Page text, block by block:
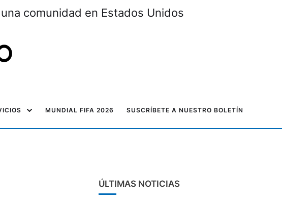
comunidad en Estados Unidos
MUNDIAL FIFA 2026 SUSCRÍBETE A NUESTRO BOLETÍN
ÚLTIMAS NOTICIAS